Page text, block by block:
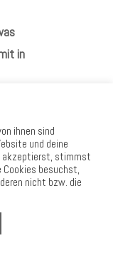
in
ihnen sind
und deine
akzeptierst, stimmst
Cookies besuchst,
nicht bzw. die